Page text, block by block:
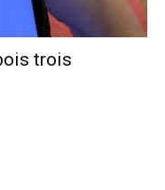
trois